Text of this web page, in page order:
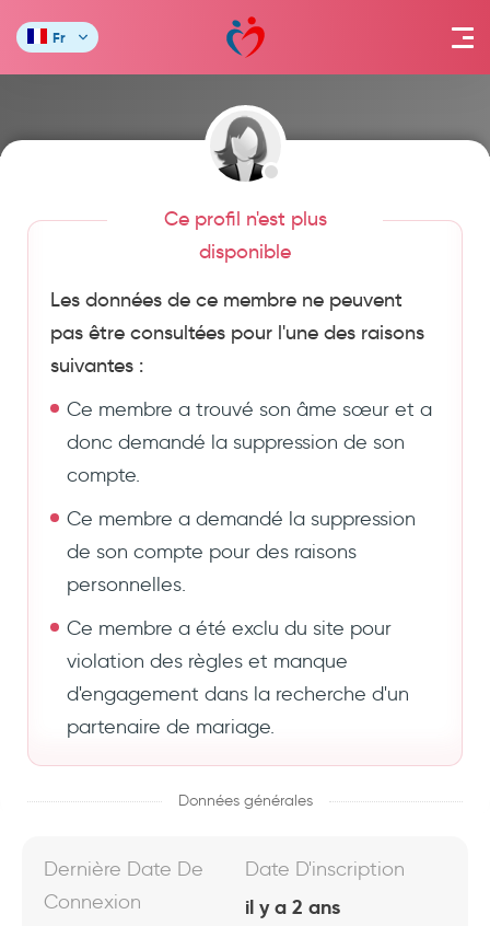
Fr
Ce profil n'est plus
disponible
Les données de ce membre ne peuvent
pas être consultées pour l'une des raisons
suivantes :
Ce membre a trouvé son âme sœur et a
donc demandé la suppression de son
compte.
Ce membre a demandé la suppression
de son compte pour des raisons
personnelles.
Ce membre a été exclu du site pour
violation des règles et manque
d'engagement dans la recherche d'un
partenaire de mariage.
Données générales
Dernière Date De
Connexion
Date D'inscription
il y a 2 ans